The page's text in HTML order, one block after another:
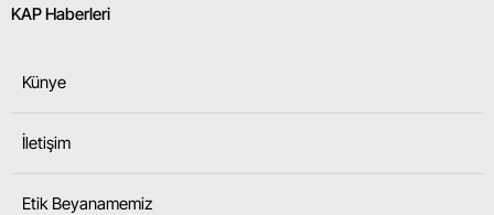
KAP Haberleri
Künye
İletişim
Etik Beyanamemiz